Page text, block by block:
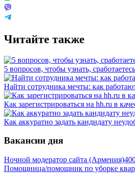
Читайте также
5 вопросов, чтобы узнать,
Найти сотрудника мечты: как
Как зарегистрироваться на hh.ru в
Как аккуратно задать кандидату
Вакансии дня
Ночной модератор сайта (Армения)
Помощница/помощник по уборке